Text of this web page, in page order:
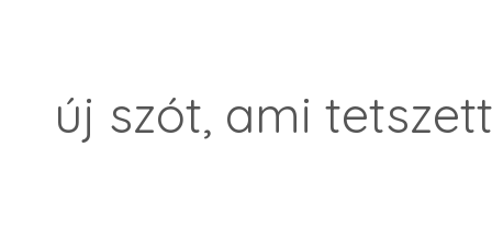
új szót, ami